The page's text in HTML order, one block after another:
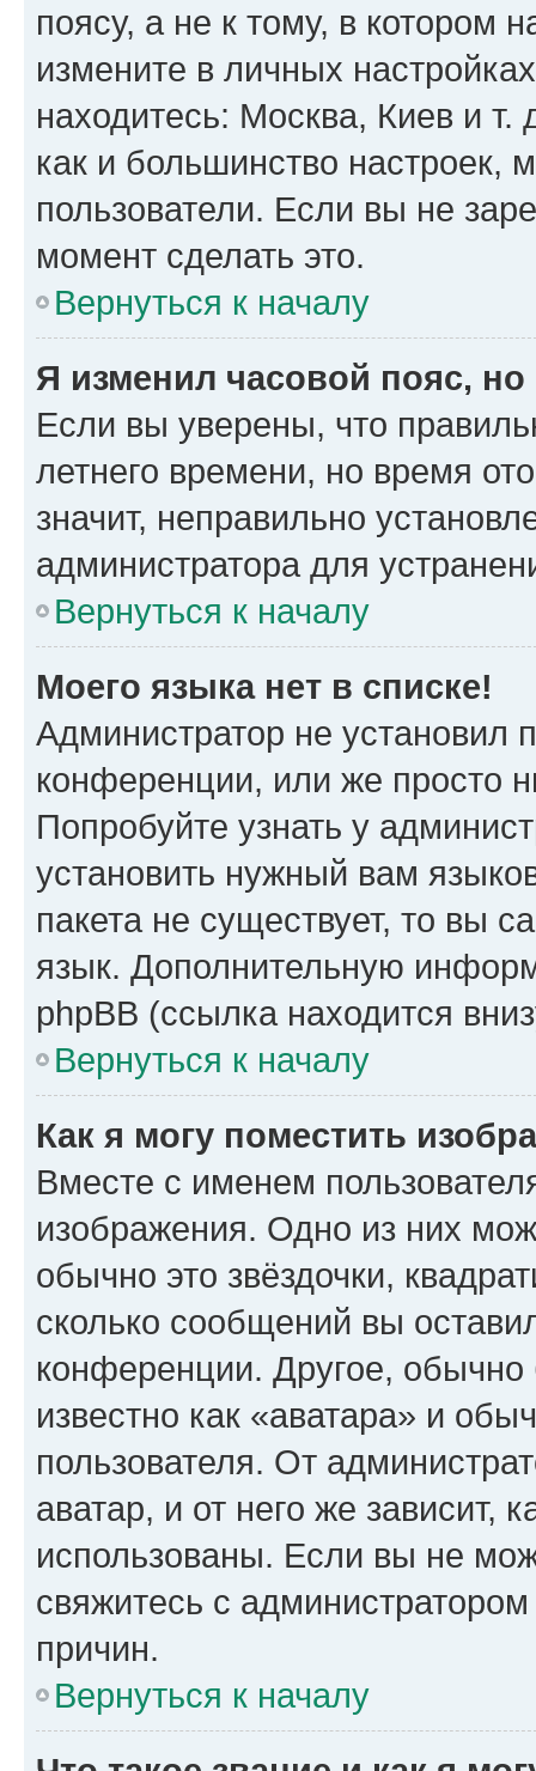
поясу, а не к тому, в котором
измените в личных
находитесь: Москва, Киев и т.
как и большинство настроек,
пользователи. Если вы не
момент сделать это.
Вернуться к началу
Я изменил часовой пояс,
Если вы уверены, что
летнего времени, но время
значит, неправильно
администратора для
Вернуться к началу
Моего языка нет в списке!
Администратор не установил
конференции, или же просто
Попробуйте узнать у
установить нужный вам
пакета не существует, то вы
язык. Дополнительную
phpBB (ссылка находится
Вернуться к началу
Как я могу поместить
Вместе с именем
изображения. Одно из них
обычно это звёздочки,
сколько сообщений вы
конференции. Другое,
известно как «аватара» и
пользователя. От
аватар, и от него же зависит,
использованы. Если вы не
свяжитесь с
причин.
Вернуться к началу